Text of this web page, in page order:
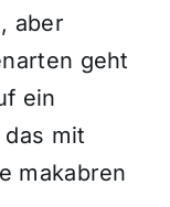
aber
geht
ein
mit
makabren